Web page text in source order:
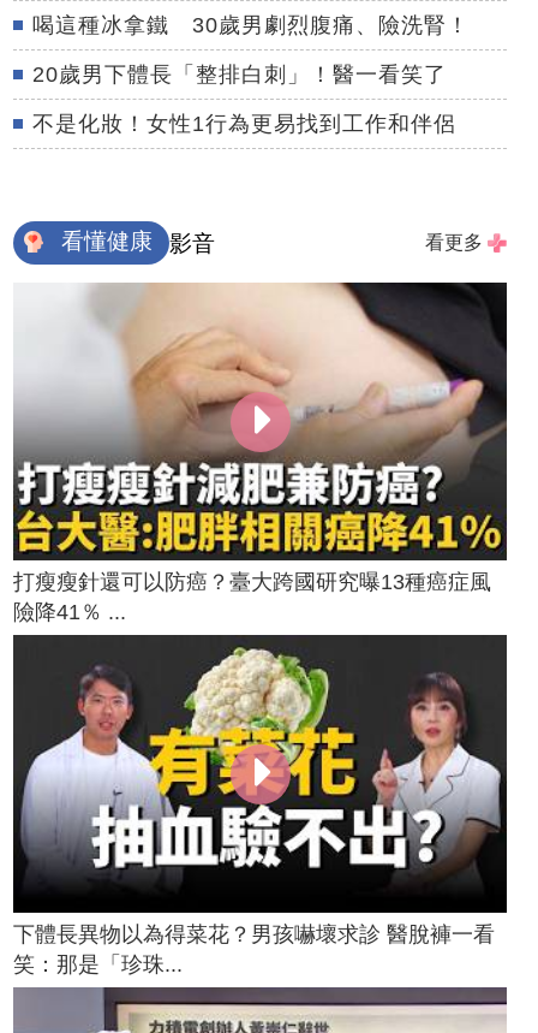
喝這種冰拿鐵 30歲男劇烈腹痛、險洗腎！
20歲男下體長「整排白刺」！醫一看笑了
不是化妝！女性1行為更易找到工作和伴侶
看懂健康 影音 看更多
打瘦瘦針還可以防癌？臺大跨國研究曝13種癌症風
險降41％ ...
下體長異物以為得菜花？男孩嚇壞求診 醫脫褲一看
笑：那是「珍珠...